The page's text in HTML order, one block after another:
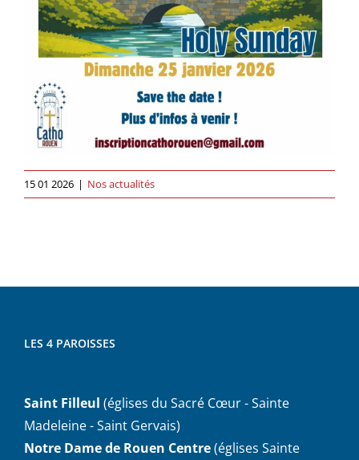
15 01 2026 | Nos actualités
LES 4 PAROISSES
Saint Filleul (églises du Sacré Cœur - Sainte
Madeleine - Saint Gervais)
Notre Dame de Rouen Centre(églises Sainte